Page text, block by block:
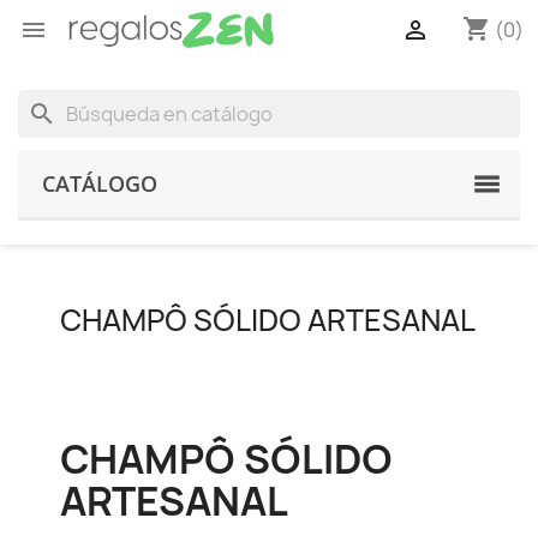
 shopping_cart (0)

search
CATÁLOGO
CHAMPÔ SÓLIDO ARTESANAL
CHAMPÔ SÓLIDO
ARTESANAL